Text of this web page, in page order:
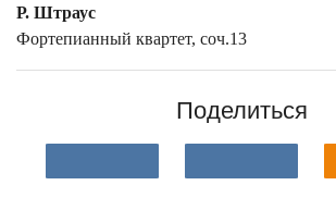
Р. Штраус
Фортепианный квартет, соч.13
Поделиться